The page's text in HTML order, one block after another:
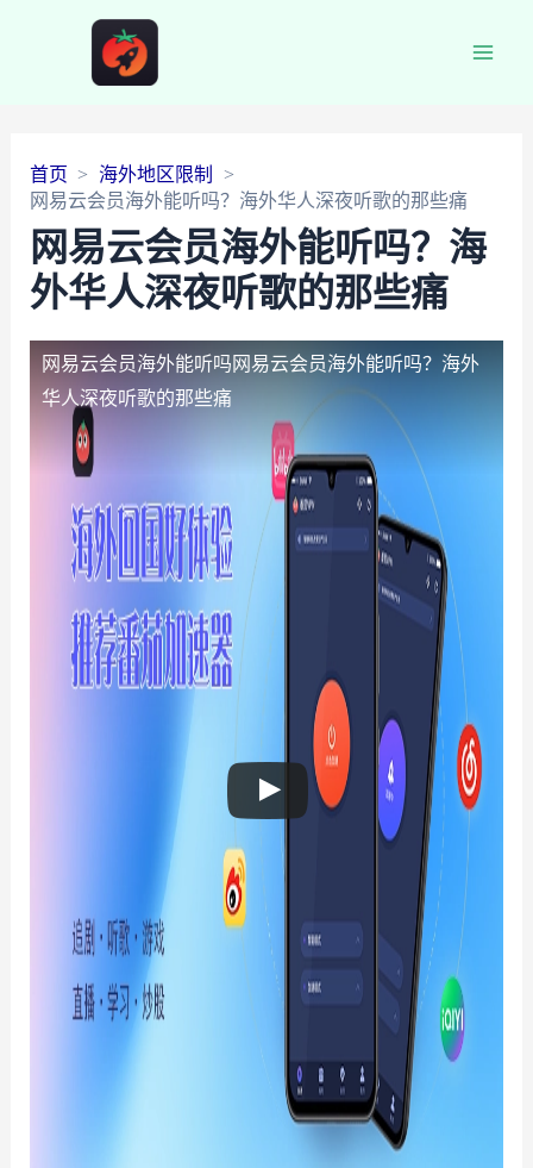
首页
海外地区限制
网易云会员海外能听吗？海外华人深夜听歌的那些痛
网易云会员海外能听吗？海
外华人深夜听歌的那些痛
网易云会员海外能听吗网易云会员海外能听吗？海外
华人深夜听歌的那些痛